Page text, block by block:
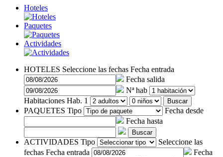
Hoteles
Paquetes
Actividades
HOTELES Seleccione las fechas Fecha entrada
Fecha salida
Nª hab
Habitaciones Hab. 1 Buscar
PAQUETES Tipo
Fecha desde
Fecha hasta
Buscar
ACTIVIDADES Tipo
Seleccione las
fechas Fecha entrada
Fecha